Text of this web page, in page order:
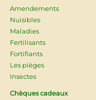
Amendements
Nuisibles
Maladies
Fertilisants
Fortifiants
Les pièges
Insectes
Chèques cadeaux